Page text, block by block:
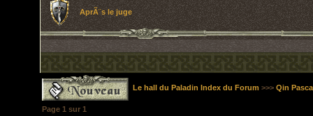
AprÃ¨s le juge
Le hall du Paladin Index du Forum >>> Qin
Page 1 sur 1